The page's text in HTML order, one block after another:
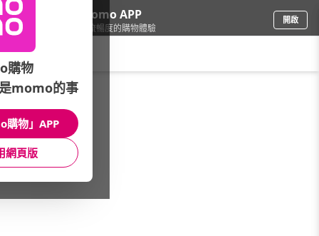
下載momo APP
給你3倍流暢度的購物體驗
開啟
母嬰玩具/童裝/KIDS(100~160cm)
館長推薦 月銷量
購物
momo的事
購物」APP
網頁版